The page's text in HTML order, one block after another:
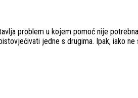
problem u kojem pomoć nije
jedne s drugima. Ipak, iako